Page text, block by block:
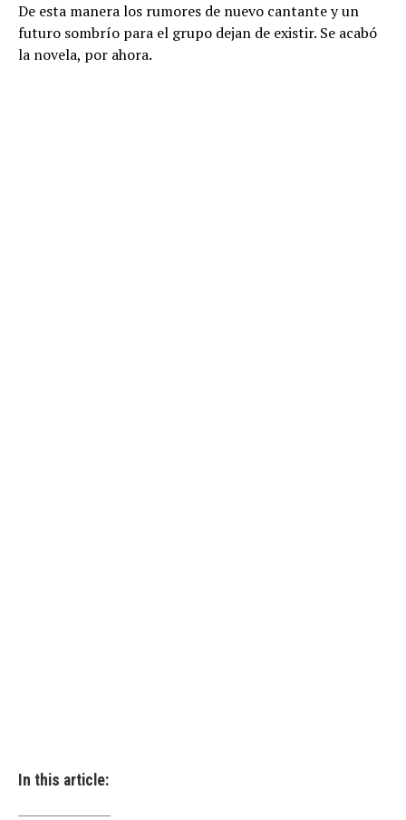
De esta manera los rumores de nuevo cantante y un
futuro sombrío para el grupo dejan de existir. Se acabó
la novela, por ahora.
In this article: